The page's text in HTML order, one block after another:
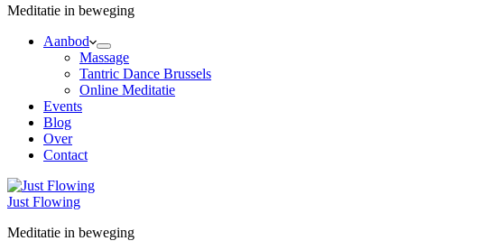
Meditatie in beweging
Aanbod
Massage
Tantric Dance Brussels
Online Meditatie
Events
Blog
Over
Contact
Just Flowing
Meditatie in beweging